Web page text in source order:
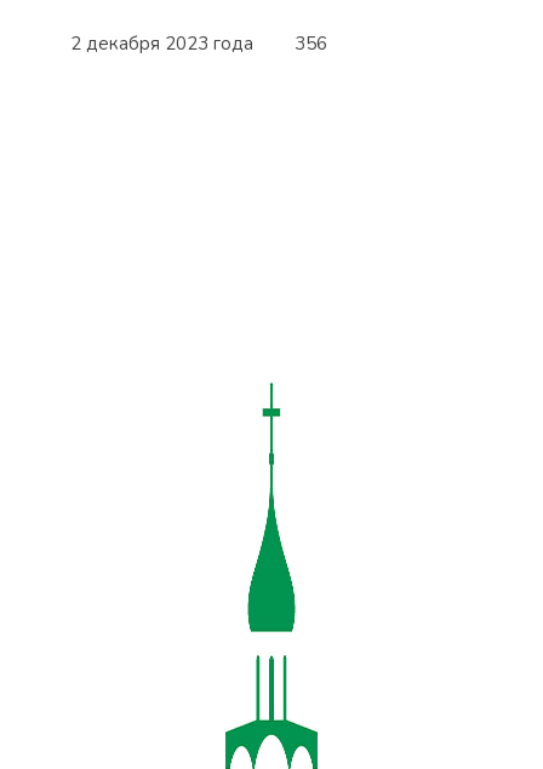
2 декабря 2023 года 356